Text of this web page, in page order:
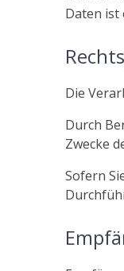
Daten ist
Die
Durch
Zwecke
Sofern